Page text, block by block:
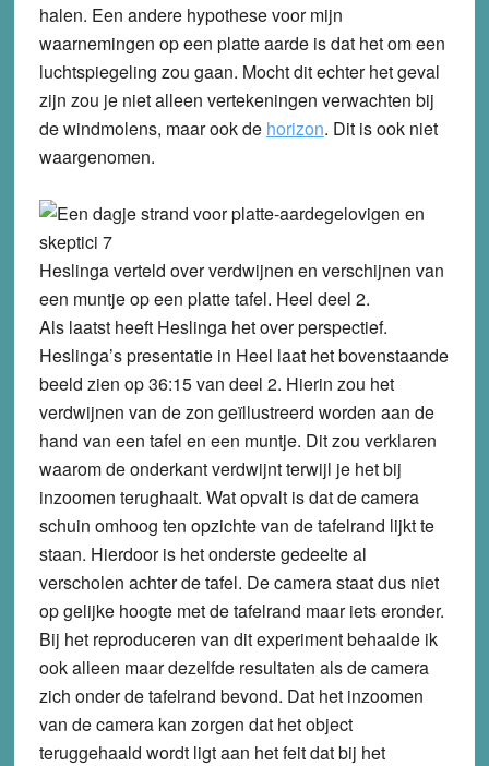
halen. Een andere hypothese voor mijn
waarnemingen op een platte aarde is dat het om een
luchtspiegeling zou gaan. Mocht dit echter het geval
zijn zou je niet alleen vertekeningen verwachten bij
de windmolens, maar ook de horizon. Dit is ook niet
waargenomen.
Heslinga verteld over verdwijnen en verschijnen van
een muntje op een platte tafel. Heel deel 2.
Als laatst heeft Heslinga het over perspectief.
Heslinga’s presentatie in Heel laat het bovenstaande
beeld zien op 36:15 van deel 2. Hierin zou het
verdwijnen van de zon geïllustreerd worden aan de
hand van een tafel en een muntje. Dit zou verklaren
waarom de onderkant verdwijnt terwijl je het bij
inzoomen terughaalt. Wat opvalt is dat de camera
schuin omhoog ten opzichte van de tafelrand lijkt te
staan. Hierdoor is het onderste gedeelte al
verscholen achter de tafel. De camera staat dus niet
op gelijke hoogte met de tafelrand maar iets eronder.
Bij het reproduceren van dit experiment behaalde ik
ook alleen maar dezelfde resultaten als de camera
zich onder de tafelrand bevond. Dat het inzoomen
van de camera kan zorgen dat het object
teruggehaald wordt ligt aan het feit dat bij het